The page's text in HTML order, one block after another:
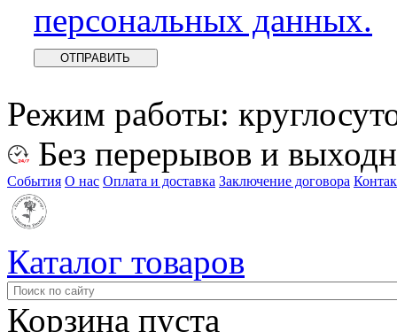
персональных данных.
Режим работы:
Без перерывов и
События О нас Оплата и доставка Заключение договора
Каталог товаров
Корзина пуста